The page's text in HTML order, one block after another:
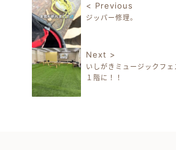
投稿ナビゲーション
< Previous
ジッパー修理。
Next >
いしがきミュージックフ
１階に！！